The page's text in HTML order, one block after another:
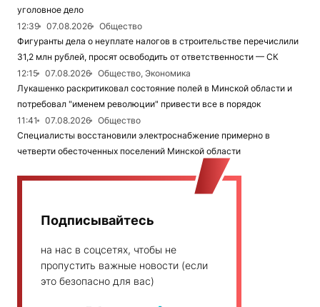
уголовное дело
12:39
07.08.2026
Общество
Фигуранты дела о неуплате налогов в строительстве перечислили
31,2 млн рублей, просят освободить от ответственности — СК
12:15
07.08.2026
Общество, Экономика
Лукашенко раскритиковал состояние полей в Минской области и
потребовал "именем революции" привести все в порядок
11:41
07.08.2026
Общество
Специалисты восстановили электроснабжение примерно в
четверти обесточенных поселений Минской области
Подписывайтесь
на нас в соцсетях, чтобы не
пропустить важные новости (если
это безопасно для вас)